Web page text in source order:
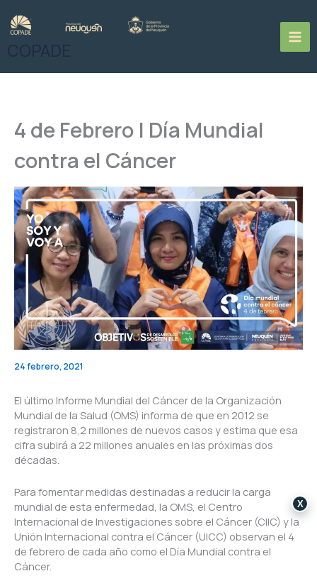
contenido
4 de Febrero | Día Mundial
contra el Cáncer
24 febrero, 2021
El último Informe Mundial del Cáncer de la Organización
Mundial de la Salud (OMS) informa de que en 2012 se
registraron 8,2 millones de nuevos casos y estima que esa
cifra subirá a 22 millones anuales en las próximas dos
décadas.
Para fomentar medidas destinadas a reducir la carga
mundial de esta enfermedad, la OMS, el Centro
Internacional de Investigaciones sobre el Cáncer (CIIC) y la
Unión Internacional contra el Cáncer (UICC) observan el 4
de febrero de cada año como el Día Mundial contra el
Cáncer.
X